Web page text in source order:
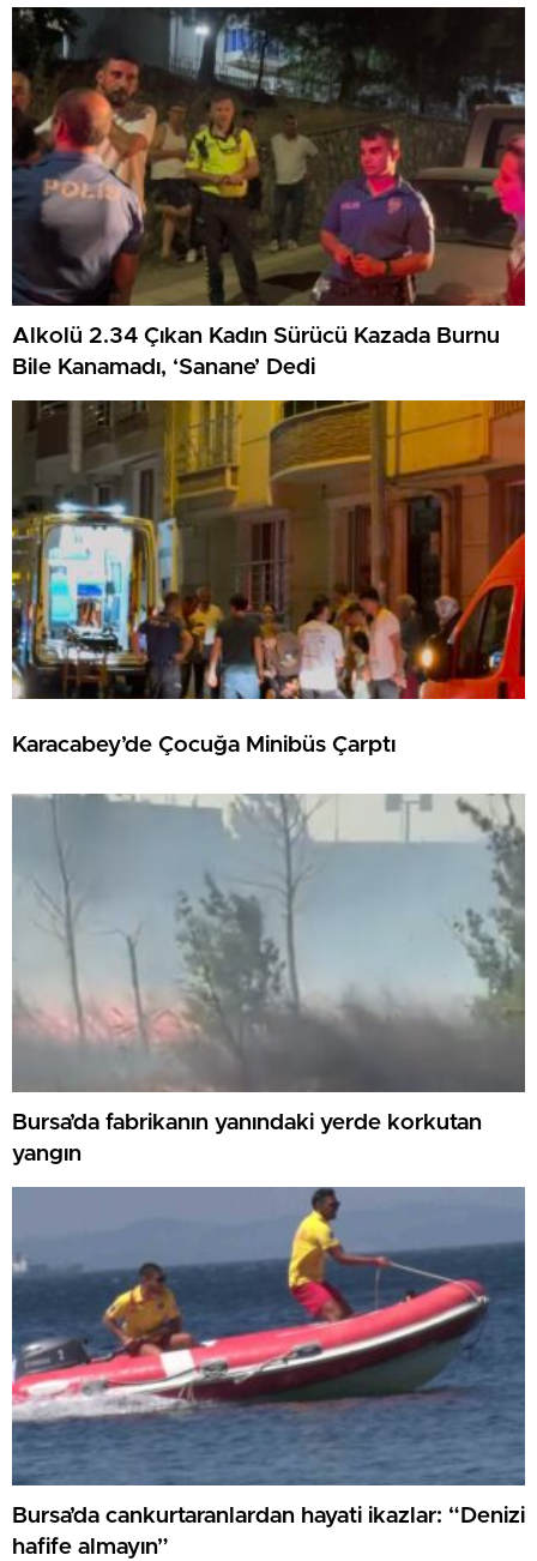
Alkolü 2.34 Çıkan Kadın Sürücü Kazada Burnu
Bile Kanamadı, ‘Sanane’ Dedi
Karacabey’de Çocuğa Minibüs Çarptı
Bursa’da fabrikanın yanındaki yerde korkutan
yangın
Bursa’da cankurtaranlardan hayati ikazlar: “Denizi
hafife almayın”